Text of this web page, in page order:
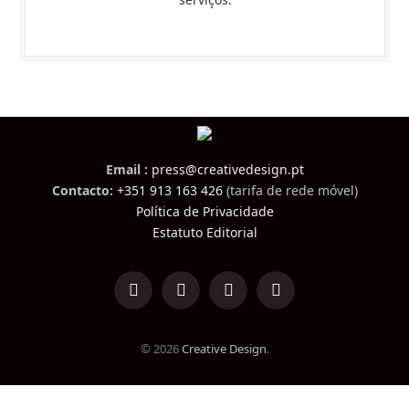
Email : press@creativedesign.pt
Contacto: +351 913 163 426(tarifa de rede móvel)
Política de Privacidade
Estatuto Editorial
LinkedInFacebookInstagramTikTok
© 2026Creative Design.